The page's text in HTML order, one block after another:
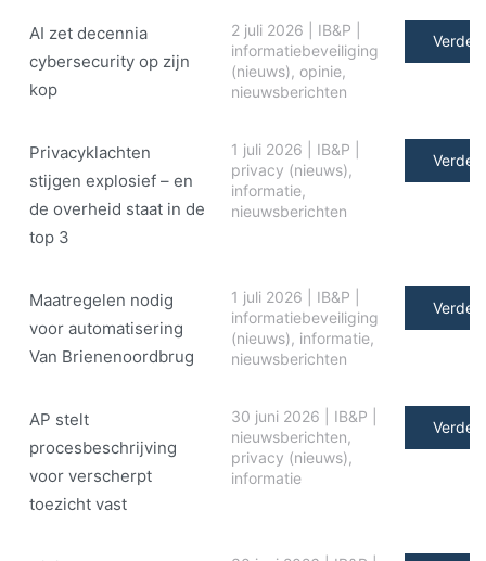
AI zet decennia
cybersecurity op zijn
kop
2 juli 2026 IB&P
informatiebeveiliging
(nieuws), opinie,
nieuwsberichten
Verder
Privacyklachten
stijgen explosief – en
de overheid staat in de
top 3
1 juli 2026 IB&P
privacy (nieuws),
informatie,
nieuwsberichten
Verder
Maatregelen nodig
voor automatisering
Van Brienenoordbrug
1 juli 2026 IB&P
informatiebeveiliging
(nieuws), informatie,
nieuwsberichten
Verder
AP stelt
procesbeschrijving
voor verscherpt
toezicht vast
30 juni 2026 IB&P
nieuwsberichten,
privacy (nieuws),
informatie
Verder